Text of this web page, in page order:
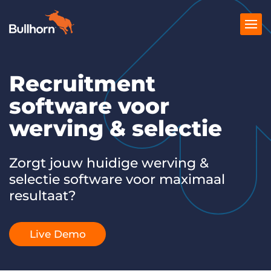
Producten
Prijzen
Kennisbank
Marketplace
Over Ons
Recruitment
software voor
werving & selectie
Zorgt jouw huidige werving &
selectie software voor maximaal
resultaat?
Live Demo